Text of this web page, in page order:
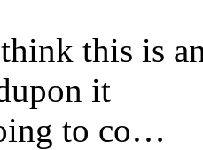
this is
it
to co…